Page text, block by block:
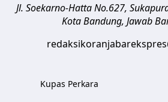
Jl. Soekarno-Hatta No.627,
Kota Bandung, Jawab
Kupas Perkara